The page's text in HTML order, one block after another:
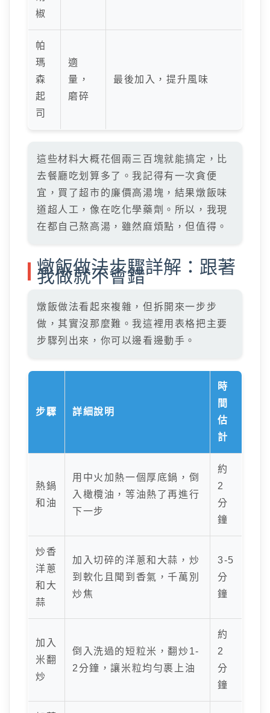
椒
帕
瑪
森
起
司
適
量，
磨碎
最後加入，提升風味
這些材料大概花個兩三百塊就能搞定，比
去餐廳吃划算多了。我記得有一次貪便
宜，買了超市的廉價高湯塊，結果燉飯味
道超人工，像在吃化學藥劑。所以，我現
在都自己熬高湯，雖然麻煩點，但值得。
燉飯做法步驟詳解：跟著
我做就不會錯
燉飯做法看起來複雜，但拆開來一步步
做，其實沒那麼難。我這裡用表格把主要
步驟列出來，你可以邊看邊動手。
步驟 詳細說明
時
間
估
計
熱鍋
和油
用中火加熱一個厚底鍋，倒
入橄欖油，等油熱了再進行
下一步
約
2
分
鐘
炒香
洋蔥
和大
蒜
加入切碎的洋蔥和大蒜，炒
到軟化且聞到香氣，千萬別
炒焦
3-5
分
鐘
加入
米翻
炒
倒入洗過的短粒米，翻炒1-
2分鐘，讓米粒均勻裹上油
約
2
分
鐘